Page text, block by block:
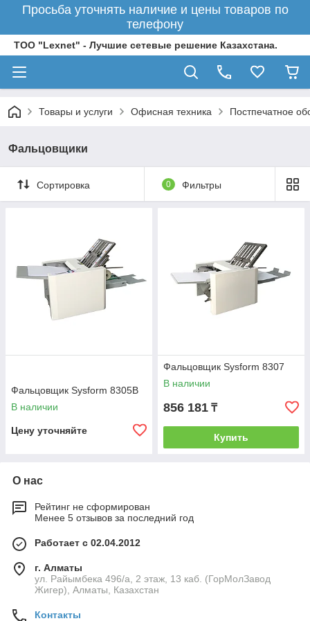
Просьба уточнять наличие и цены товаров по
телефону
ТОО "Lexnet" - Лучшие сетевые решение Казахстана.
Товары и услуги Офисная техника Постпечатное
Фальцовщики
Сортировка 0 Фильтры
Фальцовщик Sysform 8305B
В наличии
Цену уточняйте
Фальцовщик Sysform 8307
В наличии
856 181 ₸
Купить
О нас
Рейтинг не сформирован
Менее 5 отзывов за последний год
Работает с 02.04.2012
г. Алматы
ул. Райымбека 496/а, 2 этаж, 13 каб. (ГорМолЗавод
Жигер), Алматы, Казахстан
Контакты